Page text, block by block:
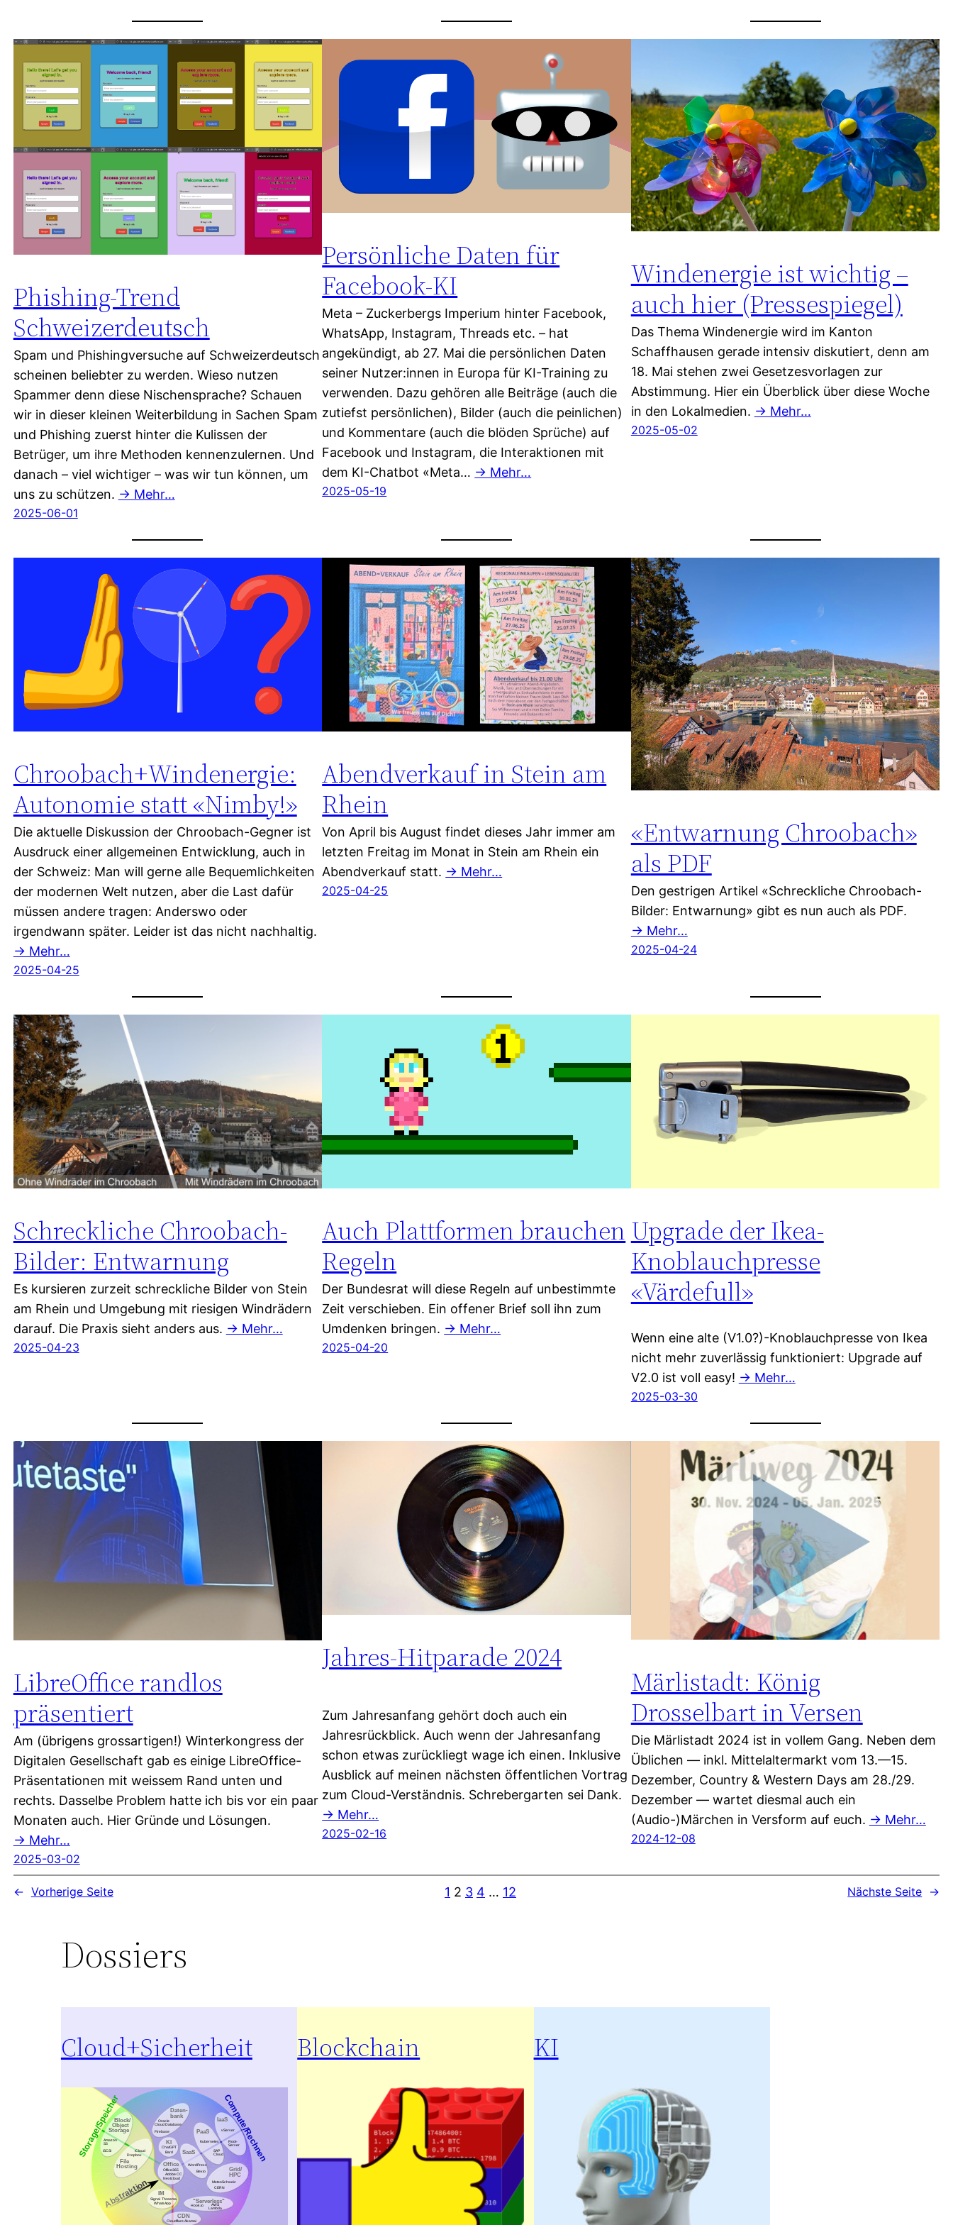
Phishing-Trend
Schweizerdeutsch
Spam und Phishingversuche auf Schweizerdeutsch
scheinen beliebter zu werden. Wieso nutzen
Spammer denn diese Nischensprache? Schauen
wir in dieser kleinen Weiterbildung in Sachen Spam
und Phishing zuerst hinter die Kulissen der
Betrüger, um ihre Methoden kennenzulernen. Und
danach – viel wichtiger – was wir tun können, um
uns zu schützen. → Mehr…
2025-06-01
Persönliche Daten für
Facebook-KI
Meta – Zuckerbergs Imperium hinter Facebook,
WhatsApp, Instagram, Threads etc. – hat
angekündigt, ab 27. Mai die persönlichen Daten
seiner Nutzer:innen in Europa für KI-Training zu
verwenden. Dazu gehören alle Beiträge (auch die
zutiefst persönlichen), Bilder (auch die peinlichen)
und Kommentare (auch die blöden Sprüche) auf
Facebook und Instagram, die Interaktionen mit
dem KI-Chatbot «Meta… → Mehr…
2025-05-19
Windenergie ist wichtig –
auch hier (Pressespiegel)
Das Thema Windenergie wird im Kanton
Schaffhausen gerade intensiv diskutiert, denn am
18. Mai stehen zwei Gesetzesvorlagen zur
Abstimmung. Hier ein Überblick über diese Woche
in den Lokalmedien. → Mehr…
2025-05-02
Chroobach+Windenergie:
Autonomie statt «Nimby!»
Die aktuelle Diskussion der Chroobach-Gegner ist
Ausdruck einer allgemeinen Entwicklung, auch in
der Schweiz: Man will gerne alle Bequemlichkeiten
der modernen Welt nutzen, aber die Last dafür
müssen andere tragen: Anderswo oder
irgendwann später. Leider ist das nicht nachhaltig.
→ Mehr…
2025-04-25
Abendverkauf in Stein am
Rhein
Von April bis August findet dieses Jahr immer am
letzten Freitag im Monat in Stein am Rhein ein
Abendverkauf statt. → Mehr…
2025-04-25
«Entwarnung Chroobach»
als PDF
Den gestrigen Artikel «Schreckliche Chroobach-
Bilder: Entwarnung» gibt es nun auch als PDF.
→ Mehr…
2025-04-24
Schreckliche Chroobach-
Bilder: Entwarnung
Es kursieren zurzeit schreckliche Bilder von Stein
am Rhein und Umgebung mit riesigen Windrädern
darauf. Die Praxis sieht anders aus. → Mehr…
2025-04-23
Auch Plattformen brauchen
Regeln
Der Bundesrat will diese Regeln auf unbestimmte
Zeit verschieben. Ein offener Brief soll ihn zum
Umdenken bringen. → Mehr…
2025-04-20
Upgrade der Ikea-
Knoblauchpresse
«Värdefull»
Wenn eine alte (V1.0?)-Knoblauchpresse von Ikea
nicht mehr zuverlässig funktioniert: Upgrade auf
V2.0 ist voll easy! → Mehr…
2025-03-30
LibreOffice randlos
präsentiert
Am (übrigens grossartigen!) Winterkongress der
Digitalen Gesellschaft gab es einige LibreOffice-
Präsentationen mit weissem Rand unten und
rechts. Dasselbe Problem hatte ich bis vor ein paar
Monaten auch. Hier Gründe und Lösungen.
→ Mehr…
2025-03-02
Jahres-Hitparade 2024
Zum Jahresanfang gehört doch auch ein
Jahresrückblick. Auch wenn der Jahresanfang
schon etwas zurückliegt wage ich einen. Inklusive
Ausblick auf meinen nächsten öffentlichen Vortrag
zum Cloud-Verständnis. Schrebergarten sei Dank.
→ Mehr…
2025-02-16
Märlistadt: König
Drosselbart in Versen
Die Märlistadt 2024 ist in vollem Gang. Neben dem
Üblichen — inkl. Mittelaltermarkt vom 13.—15.
Dezember, Country & Western Days am 28./29.
Dezember — wartet diesmal auch ein
(Audio-)Märchen in Versform auf euch. → Mehr…
2024-12-08
← Vorherige Seite 1 2 3 4 … 12 Nächste Seite →
Dossiers
Cloud+Sicherheit Blockchain KI